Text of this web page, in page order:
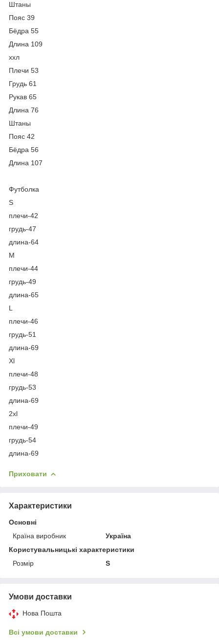
Штаны
Пояс 39
Бёдра 55
Длина 109
ххл
Плечи 53
Грудь 61
Рукав 65
Длина 76
Штаны
Пояс 42
Бёдра 56
Длина 107
Футболка
S
плечи-42
грудь-47
длина-64
М
плечи-44
грудь-49
длина-65
L
плечи-46
грудь-51
длина-69
Xl
плечи-48
грудь-53
длина-69
2xl
плечи-49
грудь-54
длина-69
Приховати
Характеристики
Основні
Країна виробник
Україна
Користувальницькі характеристики
Розмір
S
Умови доставки
Нова Пошта
Всі умови доставки